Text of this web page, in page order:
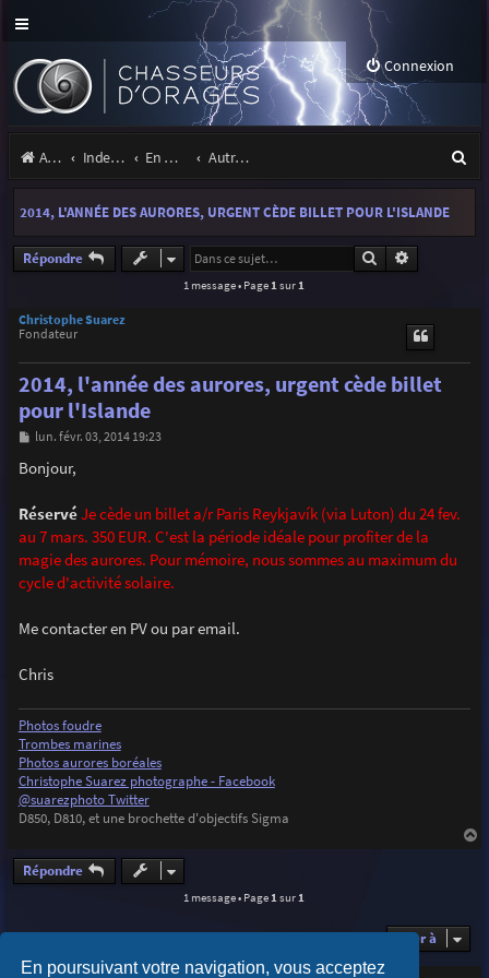
En poursuivant votre navigation, vous acceptez
Connexion
Accueil Index du forum En marge des orages Autres images
e
2014, L'ANNÉE DES AURORES, URGENT CÈDE BILLET POUR L'ISLANDE
Répondre Rechercher
1 message • Page 1 sur 1
Christophe Suarez
Fondateur
2014, l'année des aurores, urgent cède billet
pour l'Islande
M
s
s
g
e
lun. févr. 03, 2014 19:23
Bonjour,
RéservéJe cède un billet a/r Paris Reykjavík (via Luton) du 24 fev.
au 7 mars. 350 EUR. C'est la période idéale pour profiter de la
magie des aurores. Pour mémoire, nous sommes au maximum du
cycle d'activité solaire.
Me contacter en PV ou par email.
Chris
Photos foudre
Trombes marines
Photos aurores boréales
Christophe Suarez photographe - Facebook
@suarezphoto Twitter
D850, D810, et une brochette d'objectifs Sigma
Répondre
1 message • Page1sur1
Aller à